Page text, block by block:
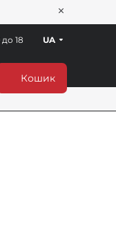
Кошик
18 UA